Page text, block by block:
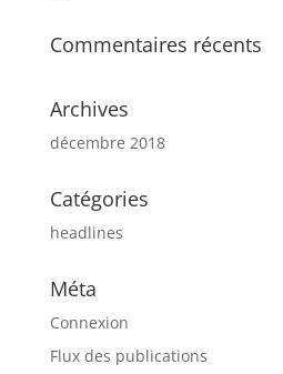
Commentaires récents
Archives
décembre 2018
Catégories
headlines
Méta
Connexion
Flux des publications